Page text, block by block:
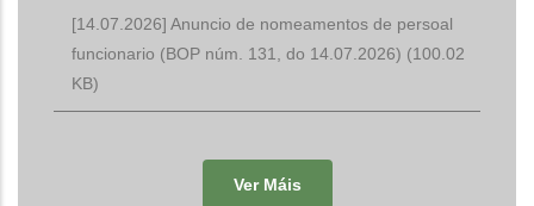
[14.07.2026] Anuncio de nomeamentos de persoal
funcionario (BOP núm. 131, do 14.07.2026) (100.02
KB)
Ver Máis